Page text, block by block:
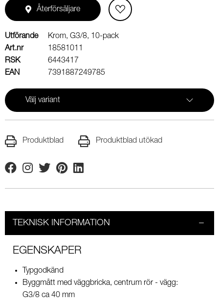
Återförsäljare
Utförande
Krom, G3/8, 10-pack
Art.nr
18581011
RSK
6443417
EAN
7391887249785
Välj variant
Produktblad Produktblad utökad
FacebookInstagram
TwitterPinterestLinkedin
TEKNISK INFORMATION
EGENSKAPER
Typgodkänd
Byggmått med väggbricka, centrum rör - vägg:
G3/8 ca 40 mm